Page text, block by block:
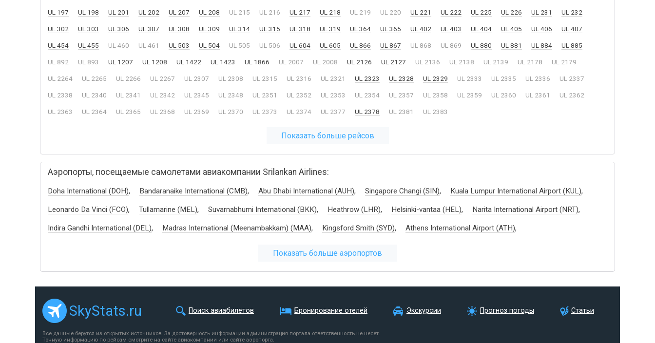
UL 197 UL 198 UL 201 UL 202 UL 207 UL 208 UL 215 UL 216 UL 217 UL 218 UL 219 UL 220 UL 221 UL 222 UL 225 UL 226 UL 231 UL 232
UL 302 UL 303 UL 306 UL 307 UL 308 UL 309 UL 314 UL 315 UL 318 UL 319 UL 364 UL 365 UL 402 UL 403 UL 404 UL 405 UL 406 UL 407
UL 454 UL 455 UL 460 UL 461 UL 503 UL 504 UL 505 UL 506 UL 604 UL 605 UL 866 UL 867 UL 868 UL 869 UL 880 UL 881 UL 884 UL 885
UL 892 UL 893 UL 1207 UL 1208 UL 1422 UL 1423 UL 1866 UL 2007 UL 2008 UL 2126 UL 2127 UL 2136 UL 2138 UL 2139 UL 2178 UL 2179
UL 2264 UL 2265 UL 2266 UL 2267 UL 2307 UL 2308 UL 2315 UL 2316 UL 2321 UL 2323 UL 2328 UL 2329 UL 2333 UL 2335 UL 2336 UL 2337
UL 2338 UL 2340 UL 2341 UL 2342 UL 2345 UL 2348 UL 2351 UL 2352 UL 2353 UL 2354 UL 2357 UL 2358 UL 2359 UL 2360 UL 2361 UL 2362
UL 2363 UL 2364 UL 2365 UL 2368 UL 2369 UL 2370 UL 2373 UL 2374 UL 2377 UL 2378 UL 2381 UL 2383
Показать больше рейсов
Аэропорты, посещаемые самолетами авиакомпании Srilankan Airlines:
Doha International (DOH), Bandaranaike International (CMB), Abu Dhabi International (AUH), Singapore Changi (SIN), Kuala Lumpur International Airport (KUL),
Leonardo Da Vinci (FCO), Tullamarine (MEL), Suvarnabhumi International (BKK), Heathrow (LHR), Helsinki-vantaa (HEL), Narita International Airport (NRT),
Indira Gandhi International (DEL), Madras International (Meenambakkam) (MAA), Kingsford Smith (SYD), Athens International Airport (ATH),
Показать больше аэропортов
SkyStats.ru Поиск авиабилетов Бронирование отелей Экскурсии Прогноз погоды Статьи
Все данные берутся из открытых источников. За достоверность информации администрация портала ответственность не несет.
Точную информацию по рейсам смотрите на сайте авиакомпании или сайте аэропорта.